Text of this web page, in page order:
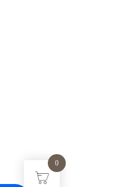
0